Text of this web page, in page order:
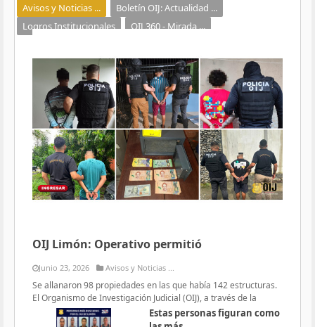
Avisos y Noticias ...
Boletín OIJ: Actualidad ...
Logros Institucionales
OIJ 360 - Mirada ...
OIJ Limón: Operativo permitió
Junio 23, 2026 Avisos y Noticias ...
Se allanaron 98 propiedades en las que había 142 estructuras.
El Organismo de Investigación Judicial (OIJ), a través de la
Estas personas figuran como